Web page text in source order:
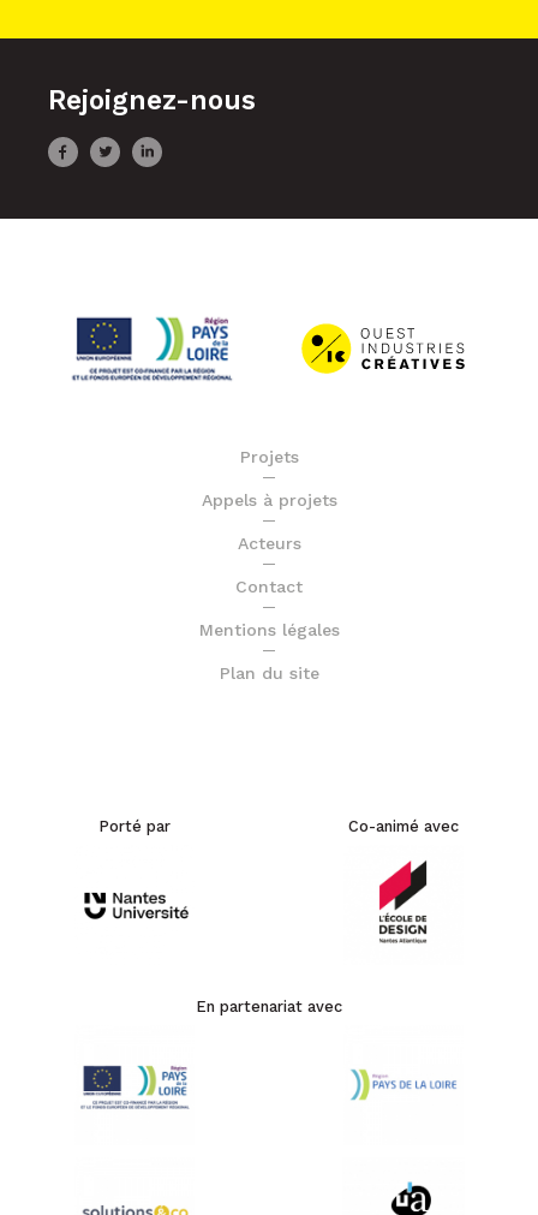
Rejoignez-nous
Projets
Appels à projets
Acteurs
Contact
Mentions légales
Plan du site
Porté par Co-animé avec
En partenariat avec